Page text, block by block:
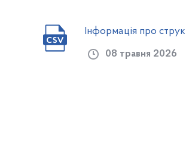
Інформація про
08 травня 2026